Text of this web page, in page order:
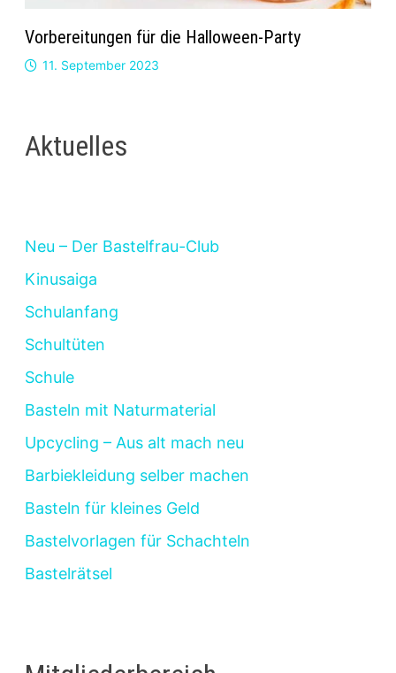
Vorbereitungen für die Halloween-Party
11. September 2023
Aktuelles
Neu – Der Bastelfrau-Club
Kinusaiga
Schulanfang
Schultüten
Schule
Basteln mit Naturmaterial
Upcycling – Aus alt mach neu
Barbiekleidung selber machen
Basteln für kleines Geld
Bastelvorlagen für Schachteln
Bastelrätsel